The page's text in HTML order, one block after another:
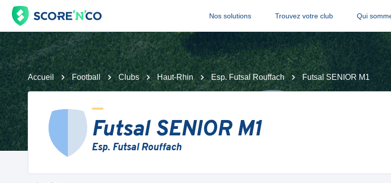
Nos solutions Trouvez votre club Qui
Accueil Football Clubs Haut-Rhin Esp. Futsal Rouffach Futsal SENIOR M1
Futsal SENIOR M1
Esp. Futsal Rouffach